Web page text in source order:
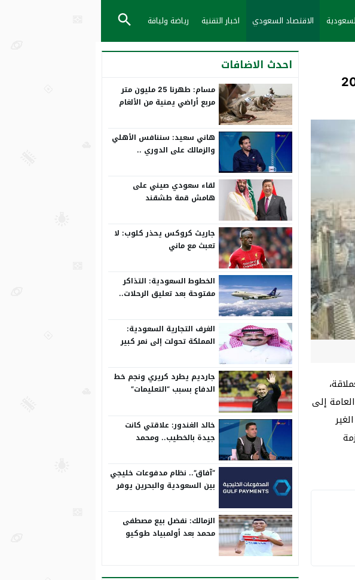
الاقتصاد السعودي اخبار التقنية رياضة ولياقة
إلى
احدث الاضافات
مسام: طهرنا 25 مليون متر
مربع أراضي يمنية من الألغام
هاني سعيد: سننافس الأهلي
والزمالك على الدوري ..
لقاء سعودي صيني على
هامش قمة طشقند
جاريث كروكس يحذر كلوب: لا
تعبث مع ماني
الخطوط السعودية: التذاكر
مفتوحة بعد تعليق الرحلات..
الغرف التجارية السعودية:
المملكة تحولت إلى نمر كبير
جارديم يطرد كريري ونجم خط
الدفاع بسبب “التعليمات”
خالد الغندور: علاقتي كانت
جيدة بالخطيب.. ومحمد
“آفاق”.. نظام مدفوعات خليجي
بين السعودية والبحرين يوفر
الزمالك: نفضل بيع مصطفى
محمد بعد أولمبياد طوكيو